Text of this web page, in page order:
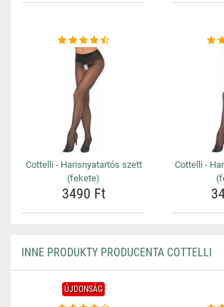
Cottelli - Harisnyatartós szett
(fekete)
3490 Ft
Cottelli -
INNE PRODUKTY PRODUCENTA COTTELLI
ÚJDONSÁG